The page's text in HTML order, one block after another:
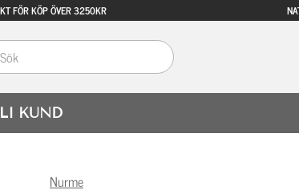
FÖR KÖP ÖVER 3250KR
KUND
Nurme